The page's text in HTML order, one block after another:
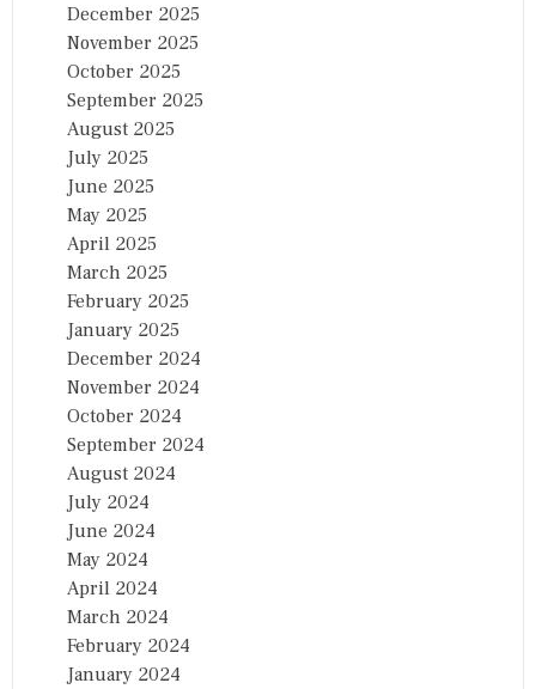
December 2025
November 2025
October 2025
September 2025
August 2025
July 2025
June 2025
May 2025
April 2025
March 2025
February 2025
January 2025
December 2024
November 2024
October 2024
September 2024
August 2024
July 2024
June 2024
May 2024
April 2024
March 2024
February 2024
January 2024